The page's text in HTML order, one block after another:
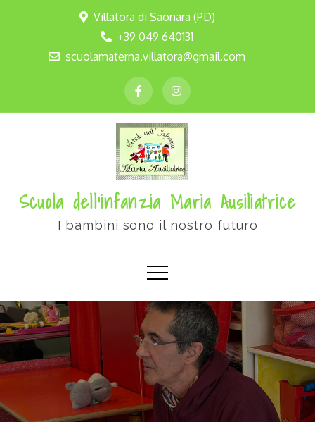
Villatora di Saonara (PD)
+39 049 640131
scuolamaterna.villatora@gmail.com
Scuola dell'infanzia Maria Ausiliatrice
I bambini sono il nostro futuro